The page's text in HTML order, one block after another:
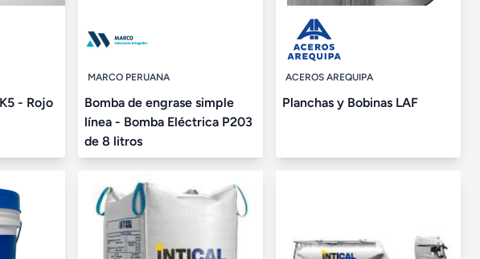
- Rojo
MARCO PERUANA
Bomba de engrase simple
línea - Bomba Eléctrica P203
de 8 litros
ACEROS AREQUIPA
Planchas y Bobinas LAF